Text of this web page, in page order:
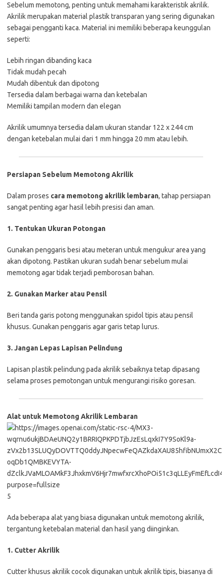
Sebelum memotong, penting untuk memahami karakteristik akrilik.
Akrilik merupakan material plastik transparan yang sering digunakan
sebagai pengganti kaca. Material ini memiliki beberapa keunggulan
seperti:
Lebih ringan dibanding kaca
Tidak mudah pecah
Mudah dibentuk dan dipotong
Tersedia dalam berbagai warna dan ketebalan
Memiliki tampilan modern dan elegan
Akrilik umumnya tersedia dalam ukuran standar 122 x 244 cm
dengan ketebalan mulai dari 1 mm hingga 20 mm atau lebih.
Persiapan Sebelum Memotong Akrilik
Dalam proses cara memotong akrilik lembaran, tahap persiapan
sangat penting agar hasil lebih presisi dan aman.
1. Tentukan Ukuran Potongan
Gunakan penggaris besi atau meteran untuk mengukur area yang
akan dipotong. Pastikan ukuran sudah benar sebelum mulai
memotong agar tidak terjadi pemborosan bahan.
2. Gunakan Marker atau Pensil
Beri tanda garis potong menggunakan spidol tipis atau pensil
khusus. Gunakan penggaris agar garis tetap lurus.
3. Jangan Lepas Lapisan Pelindung
Lapisan plastik pelindung pada akrilik sebaiknya tetap dipasang
selama proses pemotongan untuk mengurangi risiko goresan.
Alat untuk Memotong Akrilik Lembaran
5
Ada beberapa alat yang biasa digunakan untuk memotong akrilik,
tergantung ketebalan material dan hasil yang diinginkan.
1. Cutter Akrilik
Cutter khusus akrilik cocok digunakan untuk akrilik tipis, biasanya di